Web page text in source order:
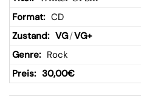
CD
VG/VG+
Rock
30,00€